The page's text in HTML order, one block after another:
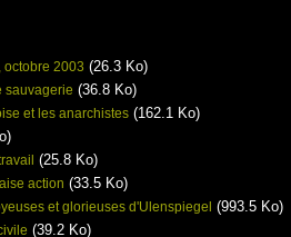
octobre 2003 (26.3 Ko)
sauvagerie (36.8 Ko)
et les anarchistes (162.1 Ko)
(25.8 Ko)
action (33.5 Ko)
et glorieuses d'Ulenspiegel (993.5 Ko)
(39.2 Ko)